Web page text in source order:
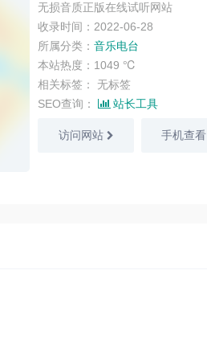
无损音质正版在线试听网站
收录时间：2022-06-28
所属分类： 音乐电台
本站热度：1049 ℃
相关标签： 无标签
SEO查询：
站长工具
访问网站 手机查看